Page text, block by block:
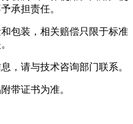
承担责任。
包装，相关赔偿只限于标准
，请与技术咨询部门联系。
带证书为准。